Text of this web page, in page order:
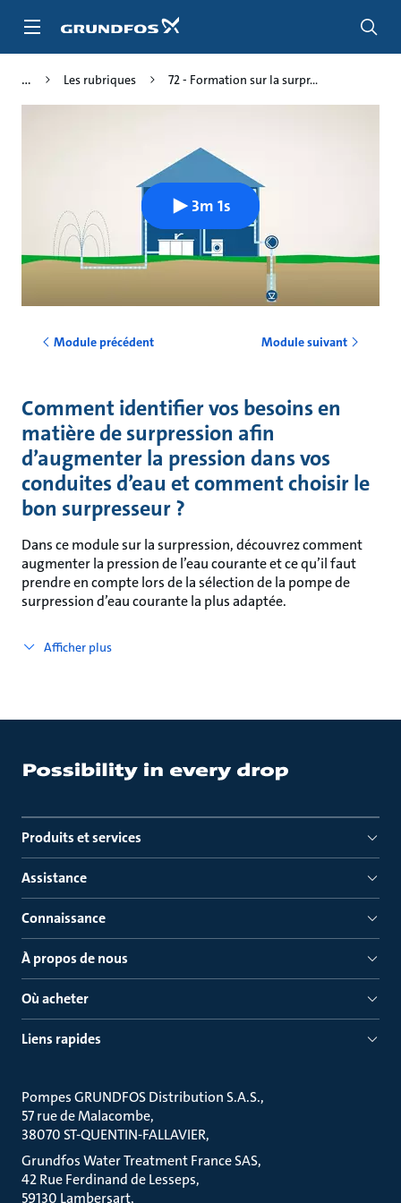
Les rubriques 72 - Formation sur la surpr...
3m 1s
Module précédent Module suivant
Comment identifier vos besoins en
matière de surpression afin
d’augmenter la pression dans vos
conduites d’eau et comment choisir le
bon surpresseur ?
Dans ce module sur la surpression, découvrez comment
augmenter la pression de l’eau courante et ce qu’il faut
prendre en compte lors de la sélection de la pompe de
surpression d’eau courante la plus adaptée.
Afficher plus
Produits et services
Assistance
Connaissance
À propos de nous
Où acheter
Liens rapides
Pompes GRUNDFOS Distribution S.A.S.
57 rue de Malacombe
38070 ST-QUENTIN-FALLAVIER
Grundfos Water Treatment France SAS
42 Rue Ferdinand de Lesseps
59130 Lambersart